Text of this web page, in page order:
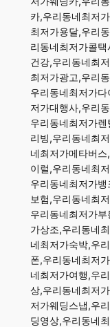
카,우리동네최저
최저가용달,우리
리동네최저가콜
건강,우리동네최
최저가광고,우리
우리동네최저가
저가대행사,우리
우리동네최저가
리빙,우리동네최
네최저가메타버
이럴,우리동네최
우리동네최저가
보험,우리동네최
우리동네최저가
가상조,우리동네
네최저가숙박,우
폰,우리동네최저
네최저가여행,우
상,우리동네최저
저가웨딩스냅,우
딩영상,우리동네